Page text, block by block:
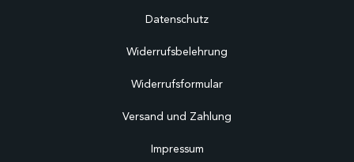
Datenschutz
Widerrufsbelehrung
Widerrufsformular
Versand und Zahlung
Impressum